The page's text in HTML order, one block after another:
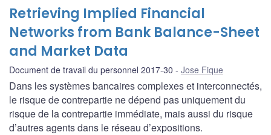
Retrieving Implied Financial
Networks from Bank Balance-Sheet
and Market Data
Document de travail du personnel 2017-30 Jose Fique
Dans les systèmes bancaires complexes et interconnectés,
le risque de contrepartie ne dépend pas uniquement du
risque de la contrepartie immédiate, mais aussi du risque
d’autres agents dans le réseau d’expositions.